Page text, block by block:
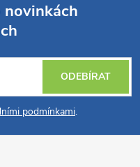
novinkách
podmínkami.
ODEBÍRAT